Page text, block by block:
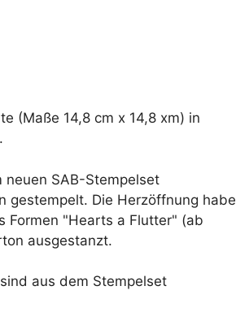
(Maße 14,8 cm x 14,8 xm) in
SAB-Stempelset
gestempelt. Die Herzöffnung habe
Formen "Hearts a Flutter" (ab
ausgestanzt.
aus dem Stempelset